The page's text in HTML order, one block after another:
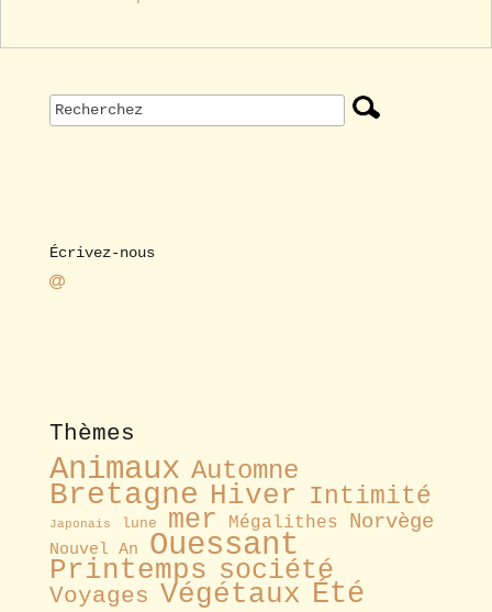
Écrivez-nous
Thèmes
Animaux Automne
Bretagne Hiver Intimité
Japonais lune mer Mégalithes Norvège
Nouvel An Ouessant
Printemps société
Voyages Végétaux Été